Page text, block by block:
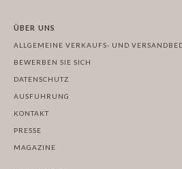
ÜBER UNS
ALLGEMEINE VERKAUFS- UND
BEWERBEN SIE SICH
DATENSCHUTZ
AUSFUHRUNG
KONTAKT
PRESSE
MAGAZINE